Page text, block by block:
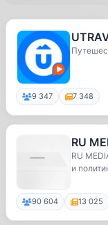
9 347 7 348
RU
RU
и
90 604 13 025